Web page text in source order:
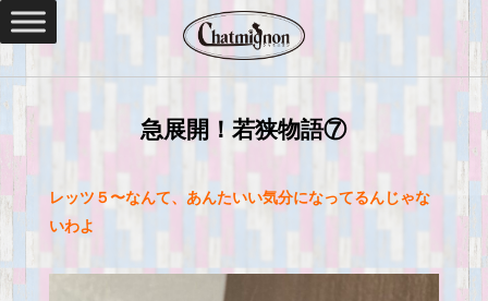
急展開！若狭物語⑦
レッツ５〜なんて、あんたいい気分になってるんじゃな
いわよ